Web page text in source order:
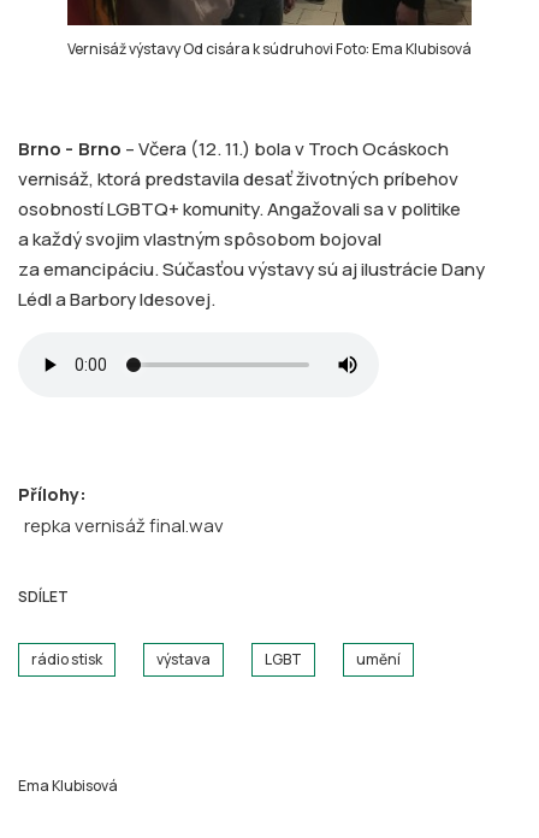
Vernisáž výstavy Od cisára k súdruhovi Foto: Ema Klubisová
Brno - Brno – Včera (12. 11.) bola v Troch Ocáskoch
vernisáž, ktorá predstavila desať životných príbehov
osobností LGBTQ+ komunity. Angažovali sa v politike
a každý svojim vlastným spôsobom bojoval
za emancipáciu. Súčasťou výstavy sú aj ilustrácie Dany
Lédl a Barbory Idesovej.
Přílohy:
repka vernisáž final.wav
SDÍLET
rádio stisk výstava LGBT umění
Ema Klubisová